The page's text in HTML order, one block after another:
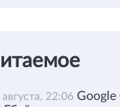
22:06 Google